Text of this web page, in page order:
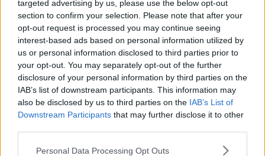
targeted advertising by us, please use the below opt-out
section to confirm your selection. Please note that after your
opt-out request is processed you may continue seeing
interest-based ads based on personal information utilized by
us or personal information disclosed to third parties prior to
your opt-out. You may separately opt-out of the further
disclosure of your personal information by third parties on the
IAB’s list of downstream participants. This information may
also be disclosed by us to third parties on the IAB’s List of
Downstream Participants that may further disclose it to other
Please note that this website/app uses one or more Google
Personal Data Processing Opt Outs
Vi Raccomandiamo...
Perché single tasking è meglio di
multitasking
Come riconoscere i segnali
dell’hurry sickness